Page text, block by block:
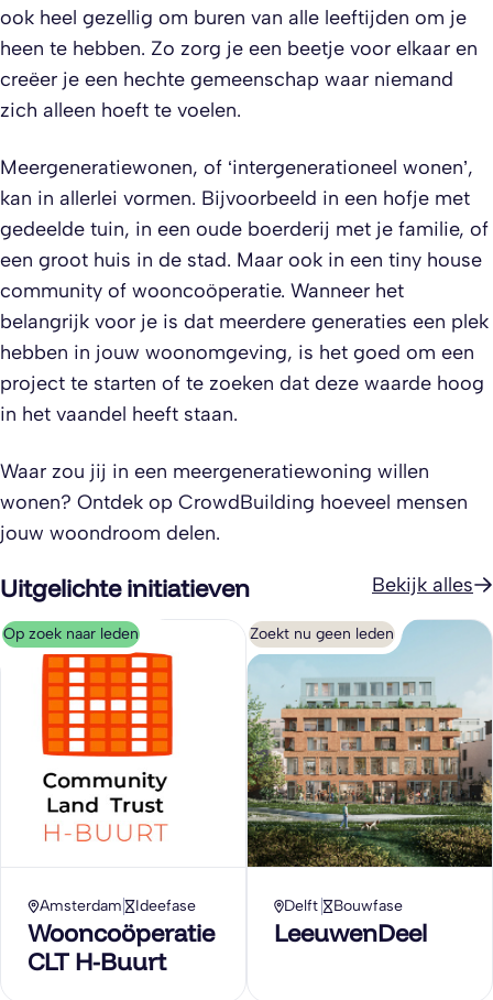
ook heel gezellig om buren van alle leeftijden om je
heen te hebben. Zo zorg je een beetje voor elkaar en
creëer je een hechte gemeenschap waar niemand
zich alleen hoeft te voelen.
Meergeneratiewonen, of ‘intergenerationeel wonen’,
kan in allerlei vormen. Bijvoorbeeld in een hofje met
gedeelde tuin, in een oude boerderij met je familie, of
een groot huis in de stad. Maar ook in een tiny house
community of wooncoöperatie. Wanneer het
belangrijk voor je is dat meerdere generaties een plek
hebben in jouw woonomgeving, is het goed om een
project te starten of te zoeken dat deze waarde hoog
in het vaandel heeft staan.
Waar zou jij in een meergeneratiewoning willen
wonen? Ontdek op CrowdBuilding hoeveel mensen
jouw woondroom delen.
Uitgelichte initiatieven Bekijk alles
Op zoek naar leden
Amsterdam Ideefase
Wooncoöperatie
CLT H-Buurt
Zoekt nu geen leden
Delft Bouwfase
LeeuwenDeel